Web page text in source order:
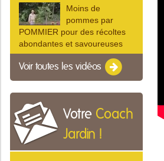
Moins de
pommes par
POMMIER pour des récoltes
abondantes et savoureuses
Voir toutes les vidéos
Votre Coach
Jardin !